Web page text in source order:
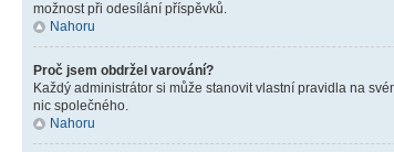
možnost při odesílání příspěvků.
Nahoru
Proč jsem obdržel varování?
Každý administrátor si může stanovit vlastní pravidla na
nic společného.
Nahoru